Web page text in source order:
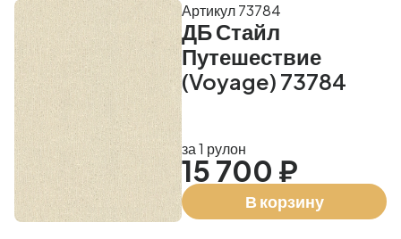
ДБ Стайл
Путешествие
(Voyage) 73784
Артикул 73784
за 1 рулон
15 700 ₽
В корзину